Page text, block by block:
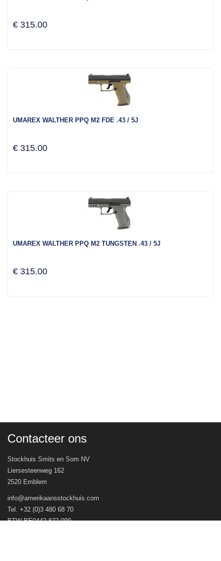
€ 315.00
UMAREX WALTHER PPQ M2 FDE .43 / 5J
€ 315.00
UMAREX WALTHER PPQ M2 TUNGSTEN .43 / 5J
€ 315.00
Contacteer ons
Stockhuis Smits en Som NV
Liersesteenweg 162
2520 Emblem
info@amerikaansstockhuis.com
Tel. +32 (0)3 480 68 70
BTW BE0442.872.009